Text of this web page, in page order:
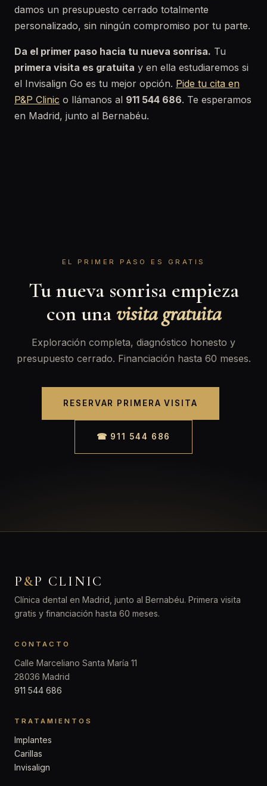
damos un presupuesto cerrado totalmente
personalizado, sin ningún compromiso por tu parte.
Da el primer paso hacia tu nueva sonrisa. Tu
primera visita es gratuita y en ella estudiaremos si
el Invisalign Go es tu mejor opción. Pide tu cita en
P&P Clinic o llámanos al 911 544 686. Te esperamos
en Madrid, junto al Bernabéu.
EL PRIMER PASO ES GRATIS
Tu nueva sonrisa empieza
con unavisita gratuita
Exploración completa, diagnóstico honesto y
presupuesto cerrado. Financiación hasta 60 meses.
RESERVAR PRIMERA VISITA
☎ 911 544 686
P&P CLINIC
Clínica dental en Madrid, junto al Bernabéu. Primera visita
gratis y financiación hasta 60 meses.
CONTACTO
Calle Marceliano Santa María 11
28036 Madrid
911 544 686
TRATAMIENTOS
Implantes
Carillas
Invisalign